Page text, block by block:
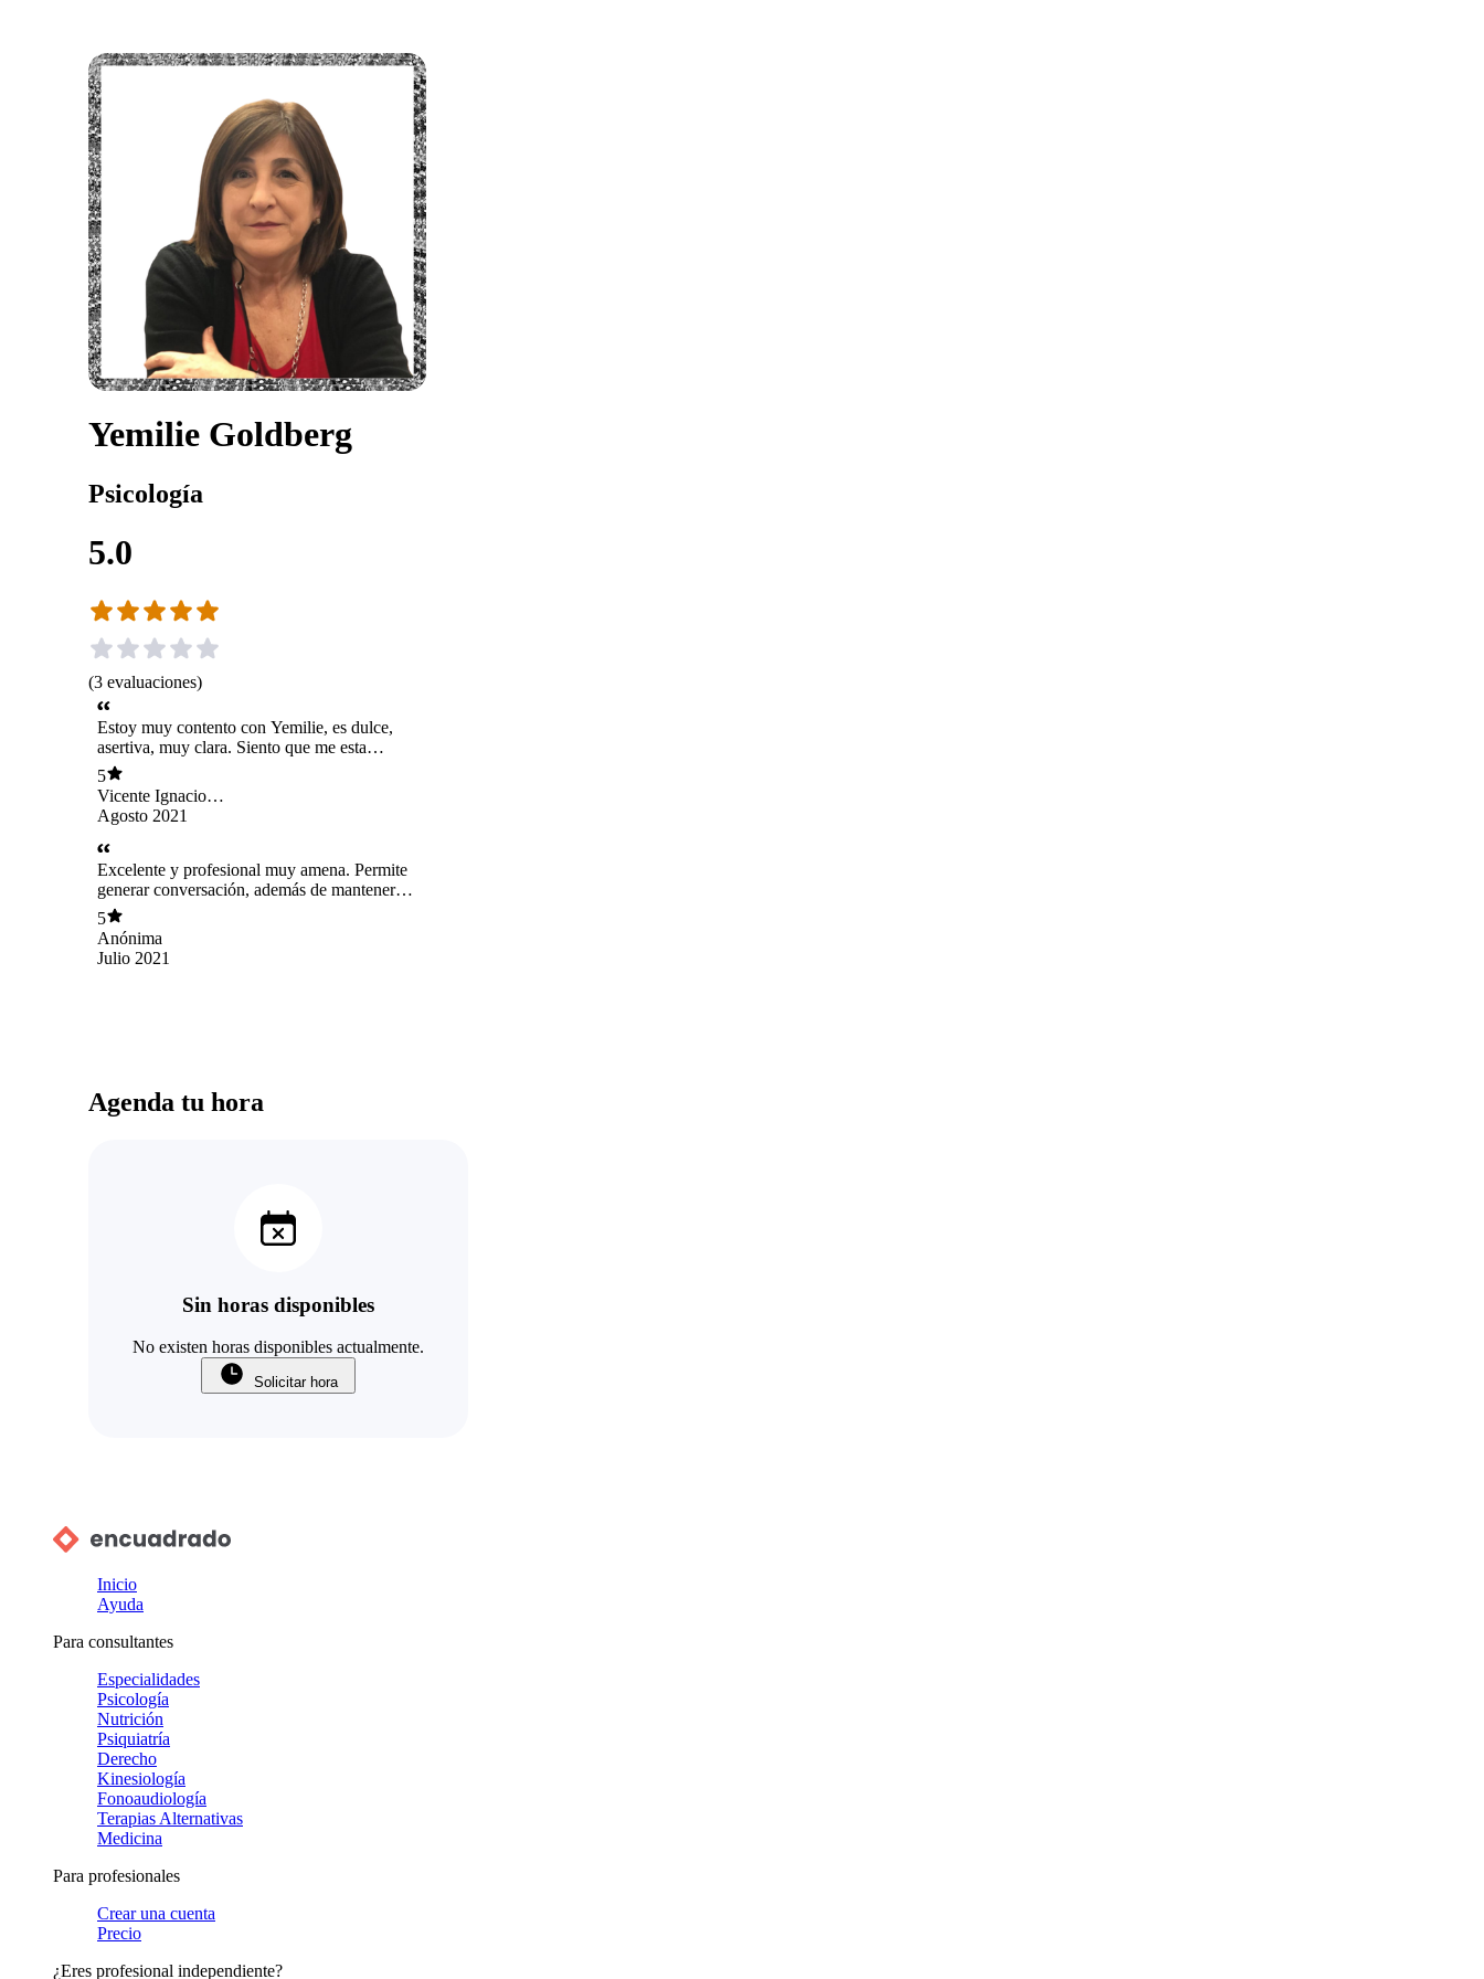
Yemilie Goldberg
Psicología
5.0
(3 evaluaciones)
Estoy muy contento con Yemilie, es dulce,
asertiva, muy clara. Siento que me esta
ayudando en mi crecimiento
5
Vicente Ignacio
Unanue Moreno
Agosto 2021
Excelente y profesional muy amena. Permite
generar conversación, además de mantener
atención constante.
5
Anónima
Julio 2021
Agenda tu hora
Sin horas disponibles
No existen horas disponibles actualmente.
Solicitar hora
Inicio
Ayuda
Para consultantes
Especialidades
Psicología
Nutrición
Psiquiatría
Derecho
Kinesiología
Fonoaudiología
Terapias Alternativas
Medicina
Para profesionales
Crear una cuenta
Precio
¿Eres profesional independiente?